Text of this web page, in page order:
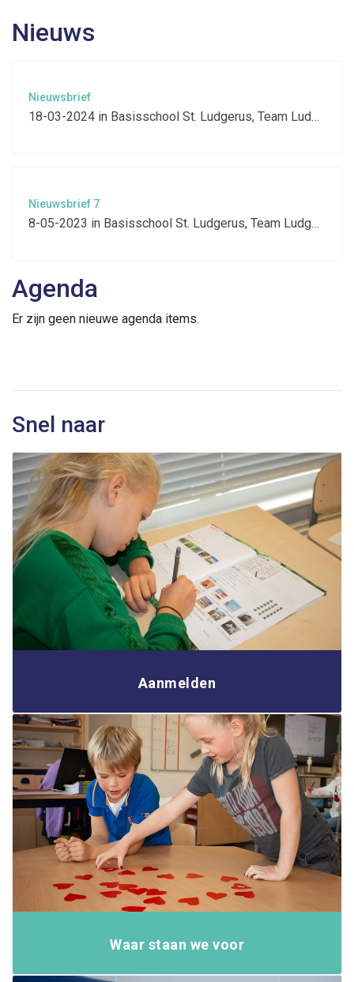
Nieuws
Nieuwsbrief
18-03-2024 in Basisschool St. Ludgerus, Team Ludgerus
Nieuwsbrief 7
8-05-2023 in Basisschool St. Ludgerus, Team Ludgerus
Agenda
Er zijn geen nieuwe agenda items.
Snel naar
Aanmelden
Waar staan we voor